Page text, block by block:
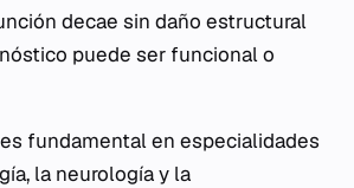
decae sin daño estructural
puede ser funcional o
fundamental en especialidades
la neurología y la